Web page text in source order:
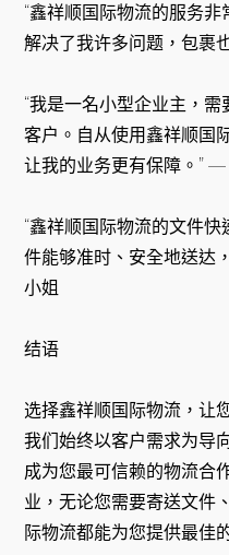
“鑫祥顺国际物流的服务
解决了我许多问题，包裹
“我是一名小型企业主，
客户。自从使用鑫祥顺国
让我的业务更有保障。” —
“鑫祥顺国际物流的文件
件能够准时、安全地送达
小姐
结语
选择鑫祥顺国际物流，让
我们始终以客户需求为导
成为您最可信赖的物流合
业，无论您需要寄送文件
际物流都能为您提供最佳